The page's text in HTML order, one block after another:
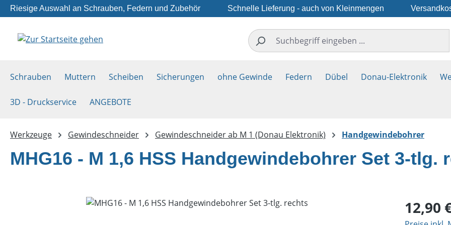
Hauptinhalt springen
Zur Suche springen
Zur Hauptnavigation springen
Riesige Auswahl an Schrauben, Federn und Zubehör Schnelle Lieferung - auch von Kleinmengen
Schrauben Muttern Scheiben Sicherungen ohne Gewinde Federn Dübel Donau-Elektronik
3D - Druckservice ANGEBOTE
Werkzeuge Gewindeschneider Gewindeschneider ab M 1 (Donau Elektronik) Handgewindebohrer
MHG16 - M 1,6 HSS Handgewindebohrer Set 3-tlg.
Bildergalerie überspringen Regulärer
12,90